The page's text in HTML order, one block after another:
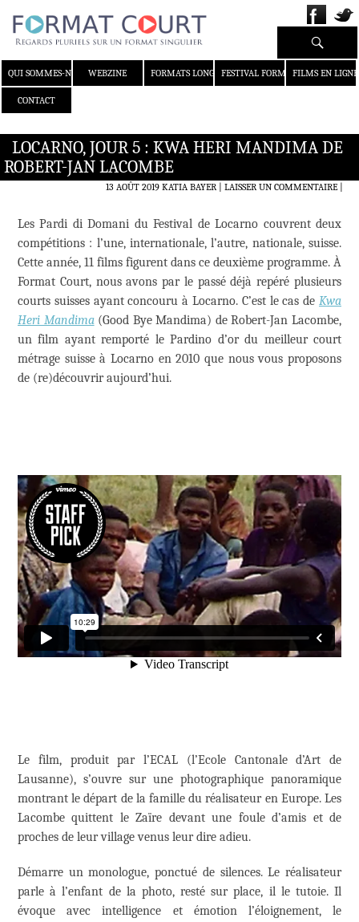
QUI SOMMES-NOUS ?WEBZINE FORMATS LONGS FESTIVAL FORMAT COURT
FILMS EN LIGNE
CONTACT
Recherche
LOCARNO, JOUR 5 : KWA HERI MANDIMA DE
ROBERT-JAN LACOMBE
13 AOÛT 2019 KATIA BAYER LAISSER UN COMMENTAIRE|
Les Pardi di Domani du Festival de Locarno couvrent deux
compétitions : l’une, internationale, l’autre, nationale, suisse.
Cette année, 11 films figurent dans ce deuxième programme. À
Format Court, nous avons par le passé déjà repéré plusieurs
courts suisses ayant concouru à Locarno. C’est le cas de Kwa
Heri Mandima(Good Bye Mandima) de Robert-Jan Lacombe,
un film ayant remporté le Pardino d’or du meilleur court
métrage suisse à Locarno en 2010 que nous vous proposons
de (re)découvrir aujourd’hui.
Le film, produit par l’ECAL (l’Ecole Cantonale d’Art de
Lausanne), s’ouvre sur une photographique panoramique
montrant le départ de la famille du réalisateur en Europe. Les
Lacombe quittent le Zaïre devant une foule d’amis et de
proches de leur village venus leur dire adieu.
Démarre un monologue, ponctué de silences. Le réalisateur
parle à l’enfant de la photo, resté sur place, il le tutoie. Il
évoque avec intelligence et émotion l’éloignement, le